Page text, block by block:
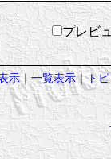
プレ
示｜一覧表示｜ト